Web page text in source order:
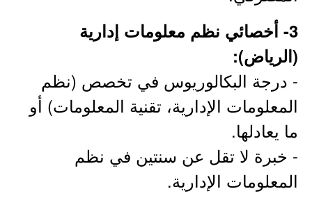
3- أخصائي نظم معلومات إدارية
(الرياض):
- درجة البكالوريوس في تخصص (نظم
المعلومات الإدارية، تقنية المعلومات) أو
ما يعادلها.
- خبرة لا تقل عن سنتين في نظم
المعلومات الإدارية.